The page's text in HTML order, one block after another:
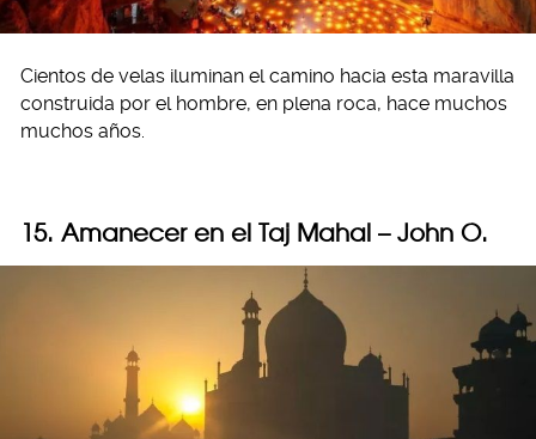
Cientos de velas iluminan el camino hacia esta maravilla
construida por el hombre, en plena roca, hace muchos
muchos años.
15. Amanecer en el Taj Mahal – John O.